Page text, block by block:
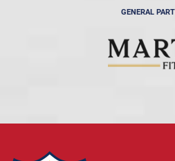
GENERAL